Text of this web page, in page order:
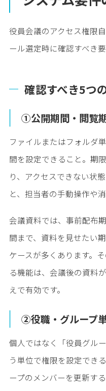
役員会議のアクセス権限
ール選定時に確認すべき
確認すべき5つ
①公開期間・閲覧
ファイルまたはフォルダ
間を設定できること。期
り、アクセスできない状
と、担当者の手動操作や
会議資料では、事前配布
間まで、資料を見せたい
ケースが多くあります。
る機能は、会議後の資料
えで有効です。
②役職・グループ
個人ではなく「役員グル
う単位で権限を設定でき
ープのメンバーを更新す